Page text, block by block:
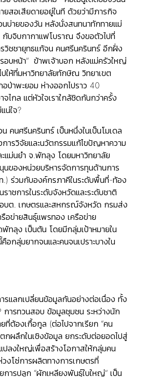
ยสอเสียดายอยู่ในที ด้วยว่ามีภารกิจ
นบ่ายของวัน หลังนั่งสนทนาทักทายแม่
บจิบกากาแฟโบราณ จึงขอตัวไปที่
วิชชายุทธแก้จน คนศรีนครินทร์ อีกฝั่ง
อบหน้า” ข้าพเจ้าบอก หลังแม่ครัวใหญ่
ปให้ที่มหาวิทยาลัยทักษิณ วิทยาเขต
ป่าพะยอม ห่างออกไปราว 40
จไกล แต่หัวใจเราใกล้ชิดกันกว่าครั้ง
แน่ใจ?
คนศรีนครินทร์ เป็นหนึ่งในเป็นโมเดล
ารวิจัยและนวัตกรรมแก้ไขปัญหาความ
แม่นยำ จ.พัทลุง โดยมหาวิทยาลัย
ของหน่วยบริหารจัดการทุนด้านการ
ร่วมกับองค์กรภาคีในระดับพื้นที่-ท้อง
าชการในระดับจังหวัดและระดับชาติ
ต. เกษตรและสหกรณ์จังหวัด กรมส่ง
รือข่ายสินธุ์แพรทอง เครือข่าย
ทลุง เป็นต้น โดยมีกลุ่มเป้าหมายใน
อกลุ่มยากจนและคนจนเปราะบางใน
รแลกเปลี่ยนข้อมูลกันอย่างต่อเนื่อง ทั้ง
ารทวนสอบ ข้อมูลชุมชน ระหว่างนัก
ที่ต้องเกื้อกูล (ต่อไปจากเรียก “คน
กผลึกในเชิงข้อมูล ยกระดับต่อยอดไปสู่
ปลงใหญ่เพื่อสร้างโอกาสให้กลุ่มคน
วงโซ่การผลิตทางการเกษตรที่
ารปลูก “ผักเหลียงพันธุ์ใบใหญ่” เป็น